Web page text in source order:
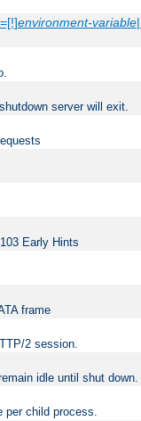
environment-variable
server will exit.
Early Hints
frame
2 session.
idle until shut down.
per child process.